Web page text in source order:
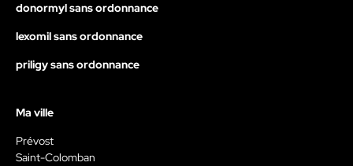
donormyl sans ordonnance
lexomil sans ordonnance
priligy sans ordonnance
Ma ville
Prévost
Saint-Colomban